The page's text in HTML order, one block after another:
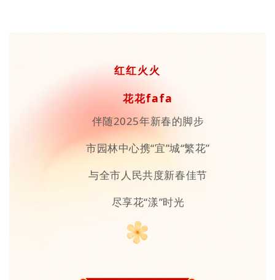
红红火火
花花fafa
伴随2025年新春的脚步
市园林中心携“宜”城“繁花”
与全市人民共度新春佳节
尽享花“漾”时光